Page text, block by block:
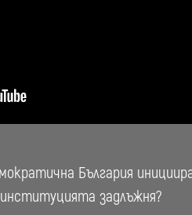
България
задлъжня?